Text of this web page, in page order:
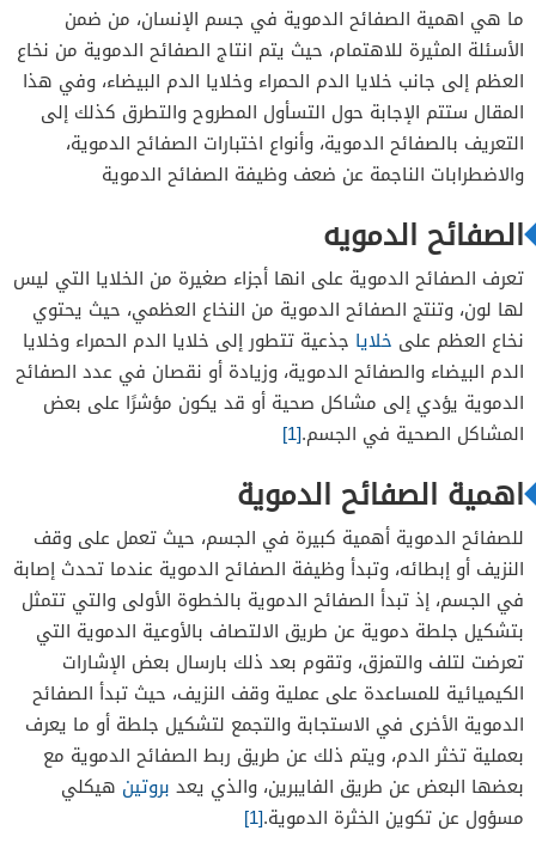
ما هي اهمية الصفائح الدموية في جسم الإنسان، من ضمن
الأسئلة المثيرة للاهتمام، حيث يتم انتاج الصفائح الدموية من نخاع
العظم إلى جانب خلايا الدم الحمراء وخلايا الدم البيضاء، وفي هذا
المقال ستتم الإجابة حول التسأول المطروح والتطرق كذلك إلى
التعريف بالصفائح الدموية، وأنواع اختبارات الصفائح الدموية،
والاضطرابات الناجمة عن ضعف وظيفة الصفائح الدموية
الصفائح الدمويه
تعرف الصفائح الدموية على انها أجزاء صغيرة من الخلايا التي ليس
لها لون، وتنتج الصفائح الدموية من النخاع العظمي، حيث يحتوي
نخاع العظم على خلايا جذعية تتطور إلى خلايا الدم الحمراء وخلايا
الدم البيضاء والصفائح الدموية، وزيادة أو نقصان في عدد الصفائح
الدموية يؤدي إلى مشاكل صحية أو قد يكون مؤشرًا على بعض
المشاكل الصحية في الجسم.[1]
اهمية الصفائح الدموية
للصفائح الدموية أهمية كبيرة في الجسم، حيث تعمل على وقف
النزيف أو إبطائه، وتبدأ وظيفة الصفائح الدموية عندما تحدث إصابة
في الجسم، إذ تبدأ الصفائح الدموية بالخطوة الأولى والتي تتمثل
بتشكيل جلطة دموية عن طريق الالتصاف بالأوعية الدموية التي
تعرضت لتلف والتمزق، وتقوم بعد ذلك بارسال بعض الإشارات
الكيميائية للمساعدة على عملية وقف النزيف، حيث تبدأ الصفائح
الدموية الأخرى في الاستجابة والتجمع لتشكيل جلطة أو ما يعرف
بعملية تخثر الدم، ويتم ذلك عن طريق ربط الصفائح الدموية مع
بعضها البعض عن طريق الفايبرين، والذي يعد بروتين هيكلي
مسؤول عن تكوين الخثرة الدموية.[1]